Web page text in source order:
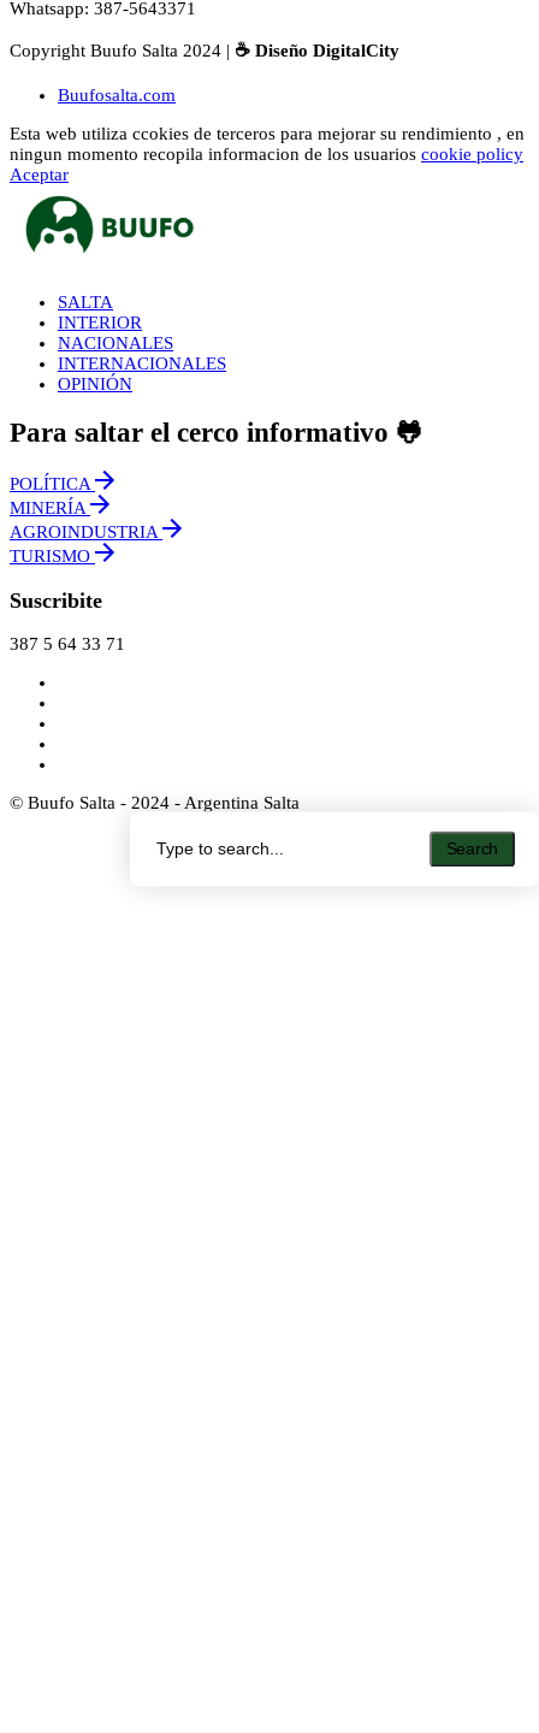
Search
Search
Whatsapp: 387-5643371
Copyright Buufo Salta 2024 | ☕ Diseño DigitalCity
Buufosalta.com
Esta web utiliza ccokies de terceros para mejorar su rendimiento , en
ningun momento recopila informacion de los usuarios cookie policy
Aceptar
SALTA
INTERIOR
NACIONALES
INTERNACIONALES
OPINIÓN
Para saltar el cerco informativo 🐸
POLÍTICA
MINERÍA
AGROINDUSTRIA
TURISMO
Suscribite
387 5 64 33 71
© Buufo Salta - 2024 - Argentina Salta